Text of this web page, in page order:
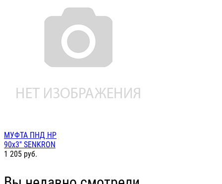
МУФТА ПНД НР
90х3" SENKRON
1 205 руб.